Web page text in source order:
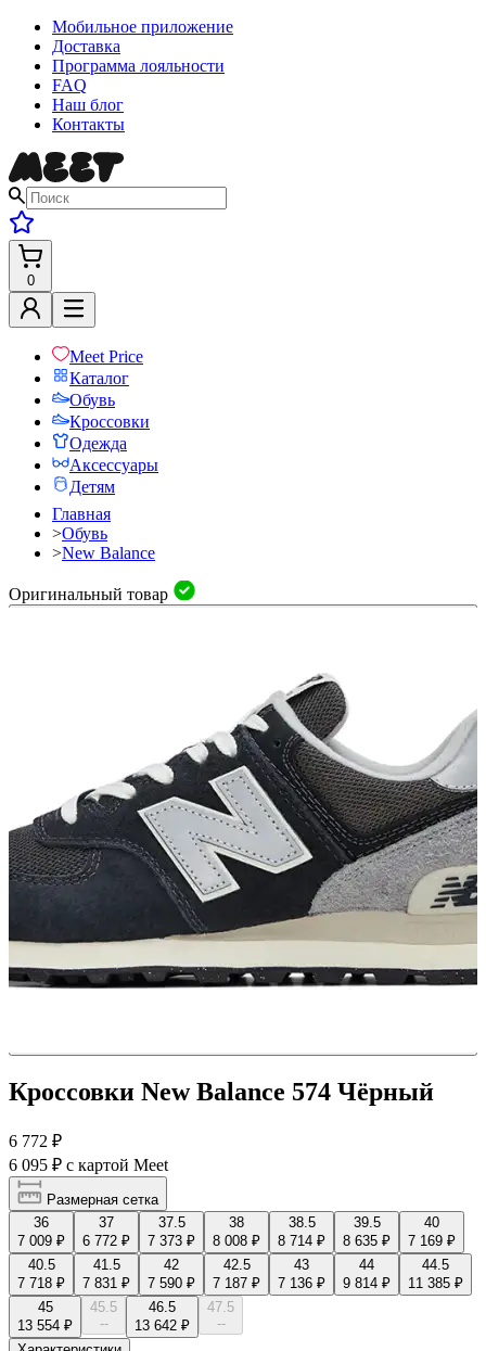
Мобильное приложение
Доставка
Программа лояльности
FAQ
Наш блог
Контакты
0
Meet Price
Каталог
Обувь
Кроссовки
Одежда
Аксессуары
Детям
Главная
>Обувь
>New Balance
Оригинальный товар
Кроссовки New Balance 574 Чёрный
6 772 ₽
6 095 ₽ с картой Meet
Размерная сетка
36
7 009 ₽
37
6 772 ₽
37.5
7 373 ₽
38
8 008 ₽
38.5
8 714 ₽
39.5
8 635 ₽
40
7 169 ₽
40.5
7 718 ₽
41.5
7 831 ₽
42
7 590 ₽
42.5
7 187 ₽
43
7 136 ₽
44
9 814 ₽
44.5
11 385 ₽
45
13 554 ₽
45.5
--
46.5
13 642 ₽
47.5
--